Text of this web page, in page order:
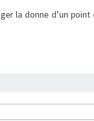
la donne d’un